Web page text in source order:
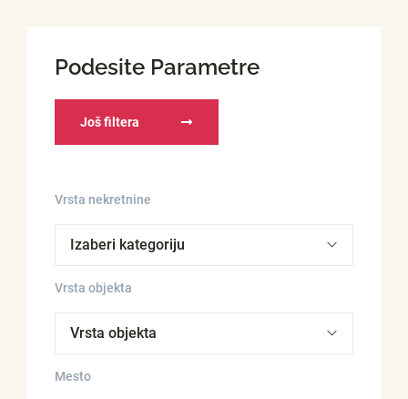
Podesite Parametre
Još filtera
Vrsta nekretnine
Vrsta objekta
Mesto